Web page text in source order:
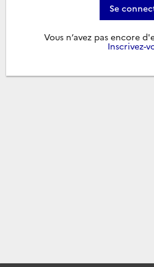
Se
Vous n’avez pas encore
Inscrivez-